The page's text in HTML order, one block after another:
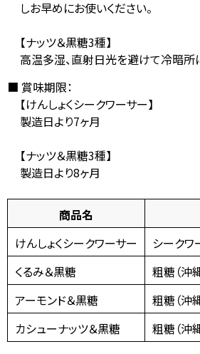
しお早めにお使いください。
【ナッツ＆黒糖3種】
高温多湿、直射日光を避けて冷暗所
賞味期限：
【けんしょくシークワーサー】
製造日より7ヶ月
【ナッツ＆黒糖3種】
製造日より8ヶ月
商品名
けんしょくシークワーサー
シークワ
くるみ＆黒糖
粗糖（沖
アーモンド＆黒糖
粗糖（沖
カシューナッツ＆黒糖
粗糖（沖